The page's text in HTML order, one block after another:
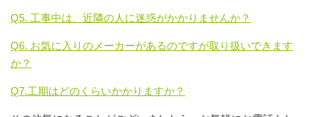
Q5. 工事中は、近隣の人に迷惑がかかりませんか？
Q6. お気に入りのメーカーがあるのですが取り扱いできます
か？
Q7.工期はどのくらいかかりますか？